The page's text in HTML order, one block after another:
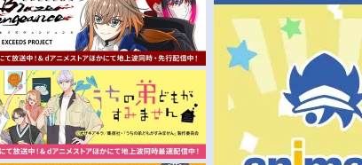
トレンド 無料マンガ
秋アニメ
冬アニメ